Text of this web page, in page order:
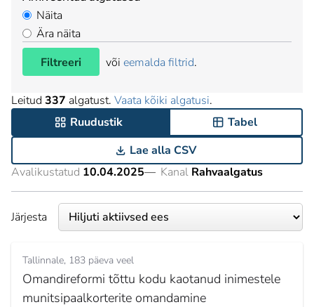
Näita
Ära näita
Filtreeri
või eemalda filtrid.
Leitud 337 algatust. Vaata kõiki algatusi.
Ruudustik
Tabel
Lae alla CSV
Avalikustatud 10.04.2025— Kanal Rahvaalgatus
Järjesta
Tallinnale 183 päeva veel
Omandireformi tõttu kodu kaotanud inimestele
munitsipaalkorterite omandamine